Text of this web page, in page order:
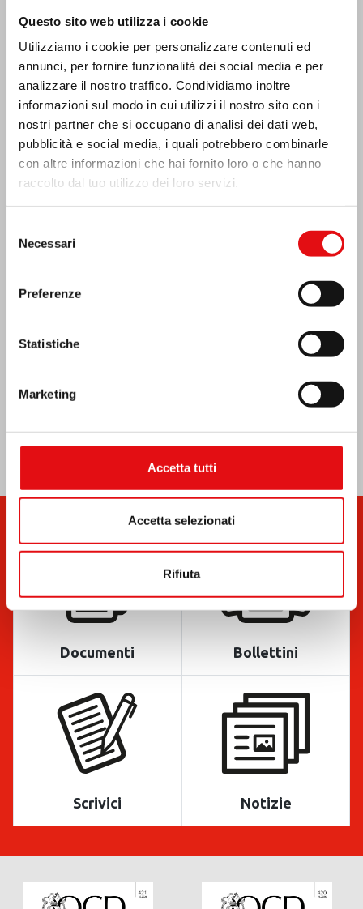
Questo sito web utilizza i cookie
Utilizziamo i cookie per personalizzare contenuti ed
annunci, per fornire funzionalità dei social media e per
analizzare il nostro traffico. Condividiamo inoltre
informazioni sul modo in cui utilizzi il nostro sito con i
nostri partner che si occupano di analisi dei dati web,
pubblicità e social media, i quali potrebbero combinarle
con altre informazioni che hai fornito loro o che hanno
raccolto dal tuo utilizzo dei loro servizi.
delNecessari
Preferenze
Statistiche
Marketing
Accetta tutti
Accetta selezionati
Rifiuta
Emergenza terremoto Venezuela
Documenti Bollettini
Scrivici Notizie